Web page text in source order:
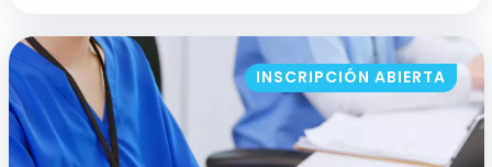
INSCRIPCIÓN ABIERTA